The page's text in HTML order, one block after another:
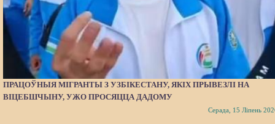
ПРАЦОЎНЫЯ МІГРАНТЫ З УЗБІКЕСТАНУ, ЯКІХ ПРЫВЕЗЛІ НА
ВІЦЕБШЧЫНУ, УЖО ПРОСЯЦЦА ДАДОМУ
Серада, 15 Ліпень